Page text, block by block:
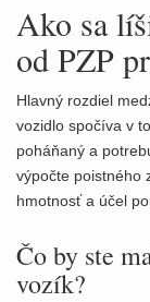
Ako sa
od PZP
Hlavný rozdiel
vozidlo spočíva v
poháňaný a
výpočte poistného
hmotnosť a účel
Čo by ste
vozík?